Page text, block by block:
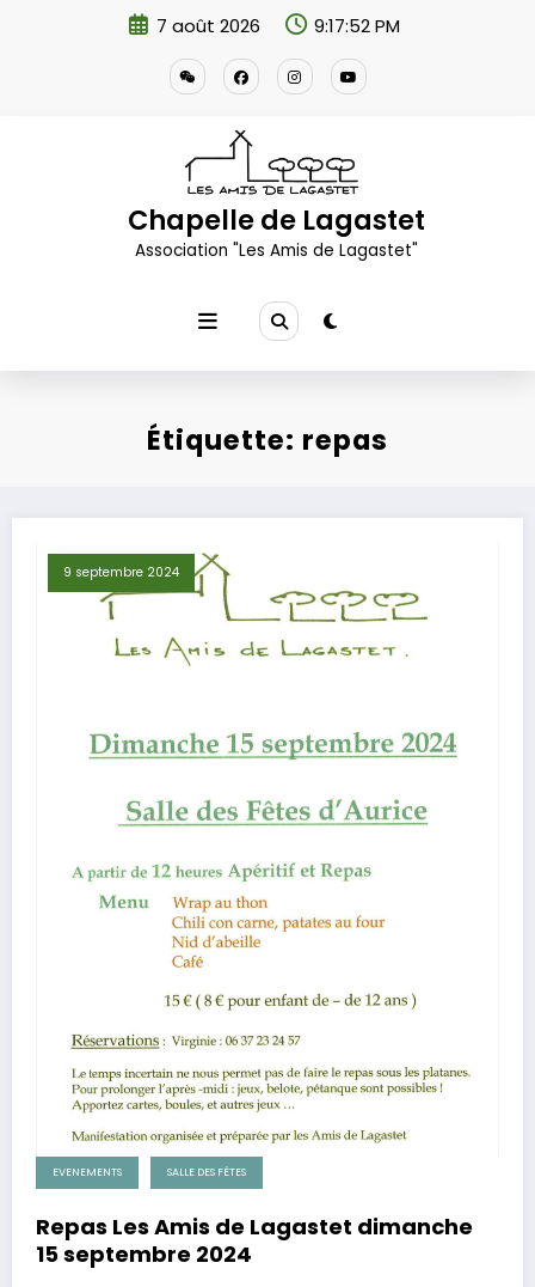
7 août 2026 9:17:52 PM
Chapelle de Lagastet
Association "Les Amis de Lagastet"
Étiquette: repas
9 septembre 2024
EVENEMENTS SALLE DES FÊTES
Repas Les Amis de Lagastet dimanche
15 septembre 2024